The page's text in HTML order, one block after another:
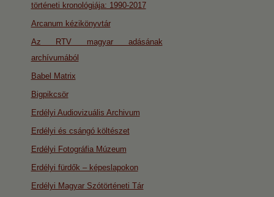
történeti kronológiája: 1990-2017
Arcanum kézikönyvtár
Az RTV magyar adásának
archívumából
Babel Matrix
Bigpikcsör
Erdélyi Audiovizuális Archivum
Erdélyi és csángó költészet
Erdélyi Fotográfia Múzeum
Erdélyi fürdők – képeslapokon
Erdélyi Magyar Szótörténeti Tár